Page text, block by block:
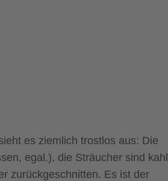
es ziemlich trostlos aus: Die
egal.), die Sträucher sind kahl
zurückgeschnitten. Es ist der